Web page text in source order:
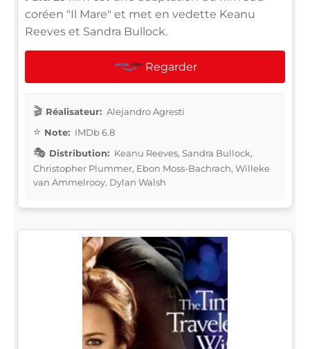
coréen "Il Mare" et met en vedette Keanu
Reeves et Sandra Bullock.
Regarder
Réalisateur: Alejandro Agresti
Note: IMDb 6.8
Distribution: Keanu Reeves, Sandra Bullock,
Christopher Plummer, Ebon Moss-Bachrach, Willeke
van Ammelrooy, Dylan Walsh